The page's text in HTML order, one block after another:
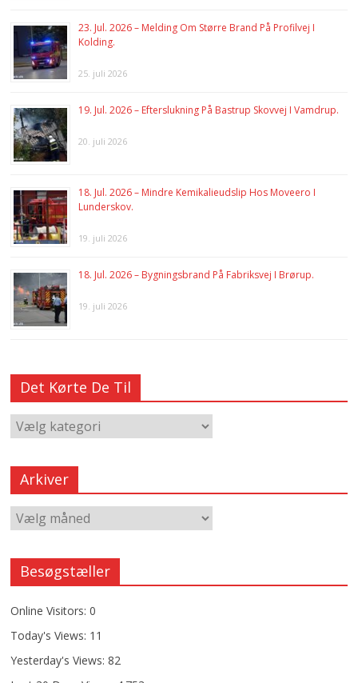
23. Jul. 2026 – Melding Om Større Brand På Profilvej I
Kolding.
25. juli 2026
19. Jul. 2026 – Efterslukning På Bastrup Skovvej I Vamdrup.
20. juli 2026
18. Jul. 2026 – Mindre Kemikalieudslip Hos Moveero I
Lunderskov.
19. juli 2026
18. Jul. 2026 – Bygningsbrand På Fabriksvej I Brørup.
19. juli 2026
Det Kørte De Til
Arkiver
Besøgstæller
Online Visitors:0
Today's Views: 11
Yesterday's Views:82